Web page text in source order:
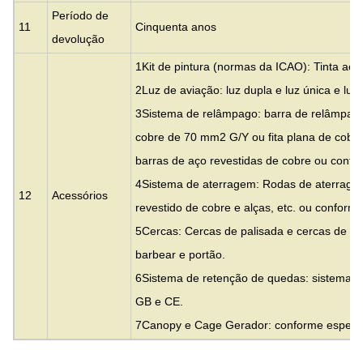
11
Período de
devolução
Cinquenta anos
12 Acessórios
1Kit de pintura (normas da ICAO): Tinta
2Luz de aviação: luz dupla e luz única e luz
3Sistema de relâmpago: barra de
cobre de 70 mm2 G/Y ou fita plana de
barras de aço revestidas de cobre ou
4Sistema de aterragem: Rodas de
revestido de cobre e alças, etc. ou
5Cercas: Cercas de palisada e cercas de
barbear e portão.
6Sistema de retenção de quedas: sistema
GB e CE.
7Canopy e Cage Gerador: conforme